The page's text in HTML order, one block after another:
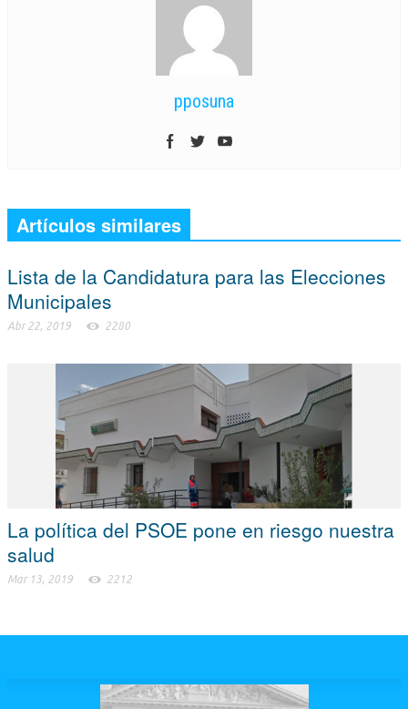
pposuna
Artículos similares
Lista de la Candidatura para las Elecciones
Municipales
Abr 22, 2019 2280
La política del PSOE pone en riesgo nuestra
salud
Mar 13, 2019 2212